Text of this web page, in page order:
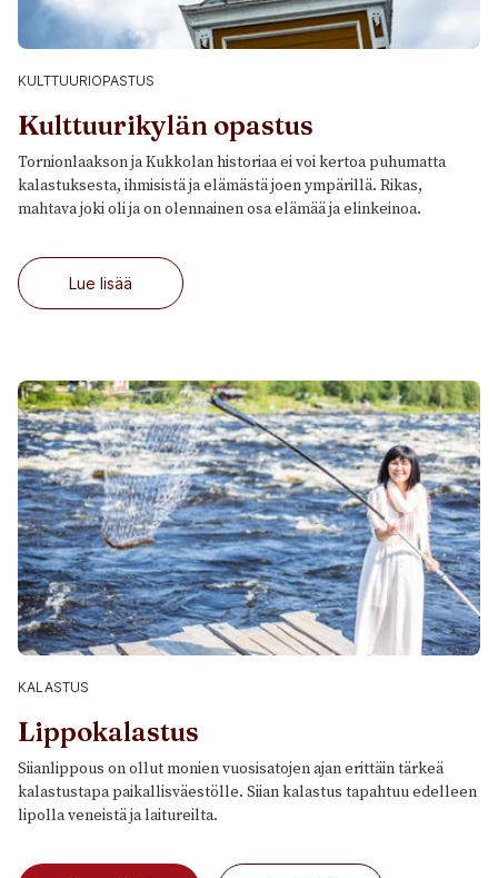
KULTTUURIOPASTUS
Kulttuurikylän opastus
Tornionlaakson ja Kukkolan historiaa ei voi kertoa puhumatta
kalastuksesta, ihmisistä ja elämästä joen ympärillä. Rikas,
mahtava joki oli ja on olennainen osa elämää ja elinkeinoa.
Lue lisää
KALASTUS
Lippokalastus
Siianlippous on ollut monien vuosisatojen ajan erittäin tärkeä
kalastustapa paikallisväestölle. Siian kalastus tapahtuu edelleen
lipolla veneistä ja laitureilta.